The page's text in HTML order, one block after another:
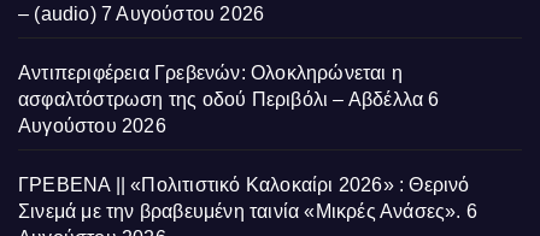
– (audio) 7 Αυγούστου 2026
Αντιπεριφέρεια Γρεβενών: Ολοκληρώνεται η
ασφαλτόστρωση της οδού Περιβόλι – Αβδέλλα 6
Αυγούστου 2026
ΓΡΕΒΕΝΑ || «Πολιτιστικό Καλοκαίρι 2026» : Θερινό
Σινεμά με την βραβευμένη ταινία «Μικρές Ανάσες». 6